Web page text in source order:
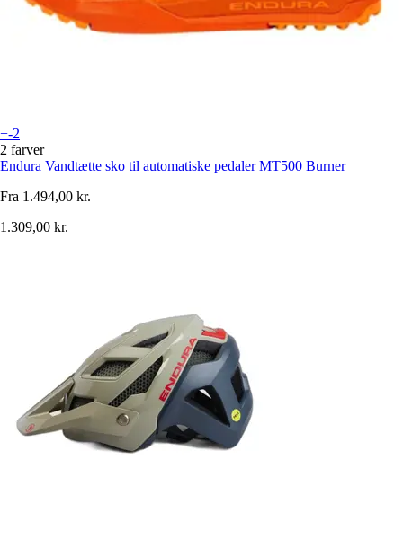
+-2
2 farver
Endura Vandtætte sko til automatiske pedaler MT500 Burner
Fra 1.494,00 kr.
1.309,00 kr.